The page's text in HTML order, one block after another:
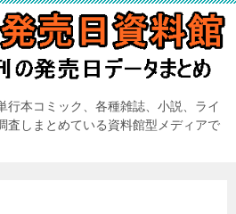
行本コミック、各種雑誌、小説、ライ
査しまとめている資料館型メディアで